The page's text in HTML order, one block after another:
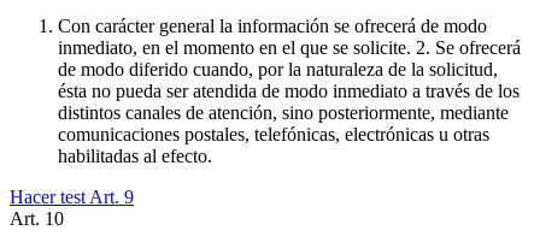
Con carácter general la información se ofrecerá de modo
inmediato, en el momento en el que se solicite. 2. Se ofrecerá
de modo diferido cuando, por la naturaleza de la solicitud,
ésta no pueda ser atendida de modo inmediato a través de los
distintos canales de atención, sino posteriormente, mediante
comunicaciones postales, telefónicas, electrónicas u otras
habilitadas al efecto.
Hacer test Art. 9
Art. 10